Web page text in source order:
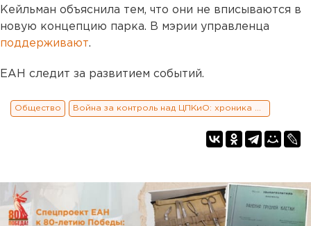
Кейльман объяснила тем, что они не вписываются в
новую концепцию парка. В мэрии управленца
поддерживают.
ЕАН следит за развитием событий.
Общество